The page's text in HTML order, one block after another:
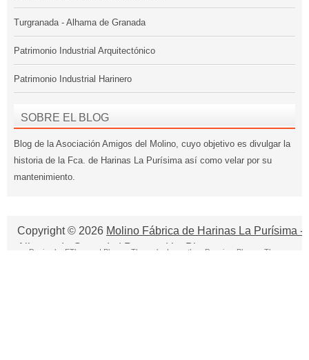
Turgranada - Alhama de Granada
Patrimonio Industrial Arquitectónico
Patrimonio Industrial Harinero
SOBRE EL BLOG
Blog de la Asociación Amigos del Molino, cuyo objetivo es divulgar la
historia de la Fca. de Harinas La Purísima así como velar por su
mantenimiento.
Copyright © 2026 Molino Fábrica de Harinas La Purísima -
Alhama de Granada
| Powered by Blogger
Design by FThemes | Blogger Theme by Lasantha
Premium Blogger Themes